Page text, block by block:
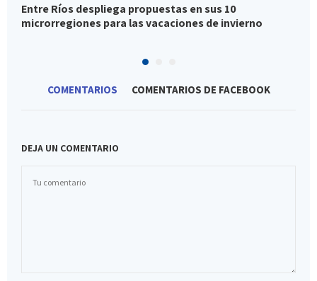
Entre Ríos despliega propuestas en sus 10
microrregiones para las vacaciones de invierno
COMENTARIOS COMENTARIOS DE FACEBOOK
DEJA UN COMENTARIO